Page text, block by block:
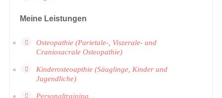
Meine Leistungen
Osteopathie (Parietale-, Viszerale- und
Craniosacrale Osteopathie)
Kinderosteoapthie (Säuglinge, Kinder und
Jugendliche)
Personaltraining